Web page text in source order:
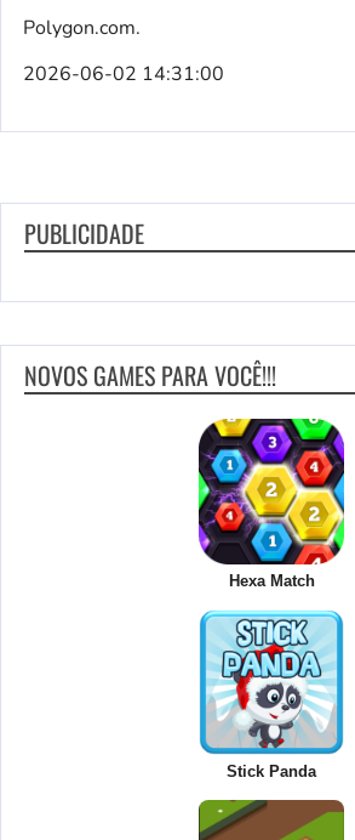
Polygon.com.
2026-06-02 14:31:00
PUBLICIDADE
NOVOS GAMES PARA VOCÊ!!!
Hexa Match
Stick Panda